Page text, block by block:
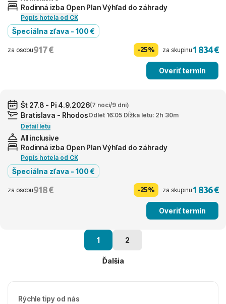
Rodinná izba Open Plan Výhľad do záhrady
Popis hotela od CK
Špeciálna zľava - 100 €
za osobu917 € -25% za skupinu1 834 €
Overiť termín
Št 27.8 - Pi 4.9.2026(7 nocí/9 dní)
Bratislava - RhodosOdlet 16:05 Dĺžka letu: 2h 30m
Detail letu
All inclusive
Rodinná izba Open Plan Výhľad do záhrady
Popis hotela od CK
Špeciálna zľava - 100 €
za osobu918 € -25% za skupinu1 836 €
Overiť termín
1 2
Ďalšia
Rýchle tipy od nás